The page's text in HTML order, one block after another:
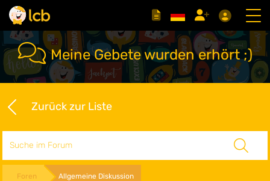
Meine Gebete wurden erhört ;)
Zurück zur Liste
Foren Allgemeine Diskussion